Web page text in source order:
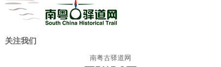
关注我们
南粤古驿道网